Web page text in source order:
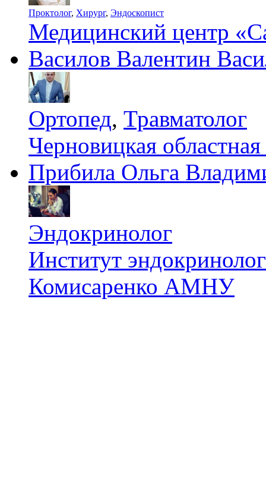
Проктолог, Хирург, Эндоскопист
Медицинский центр
Василов Валентин
Ортопед, Травматолог
Черновицкая
Прибила Ольга
Эндокринолог
Институт
Комисаренко АМНУ